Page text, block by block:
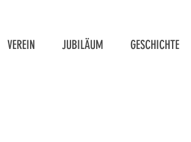
VEREIN JUBILÄUM GESCHICHTE